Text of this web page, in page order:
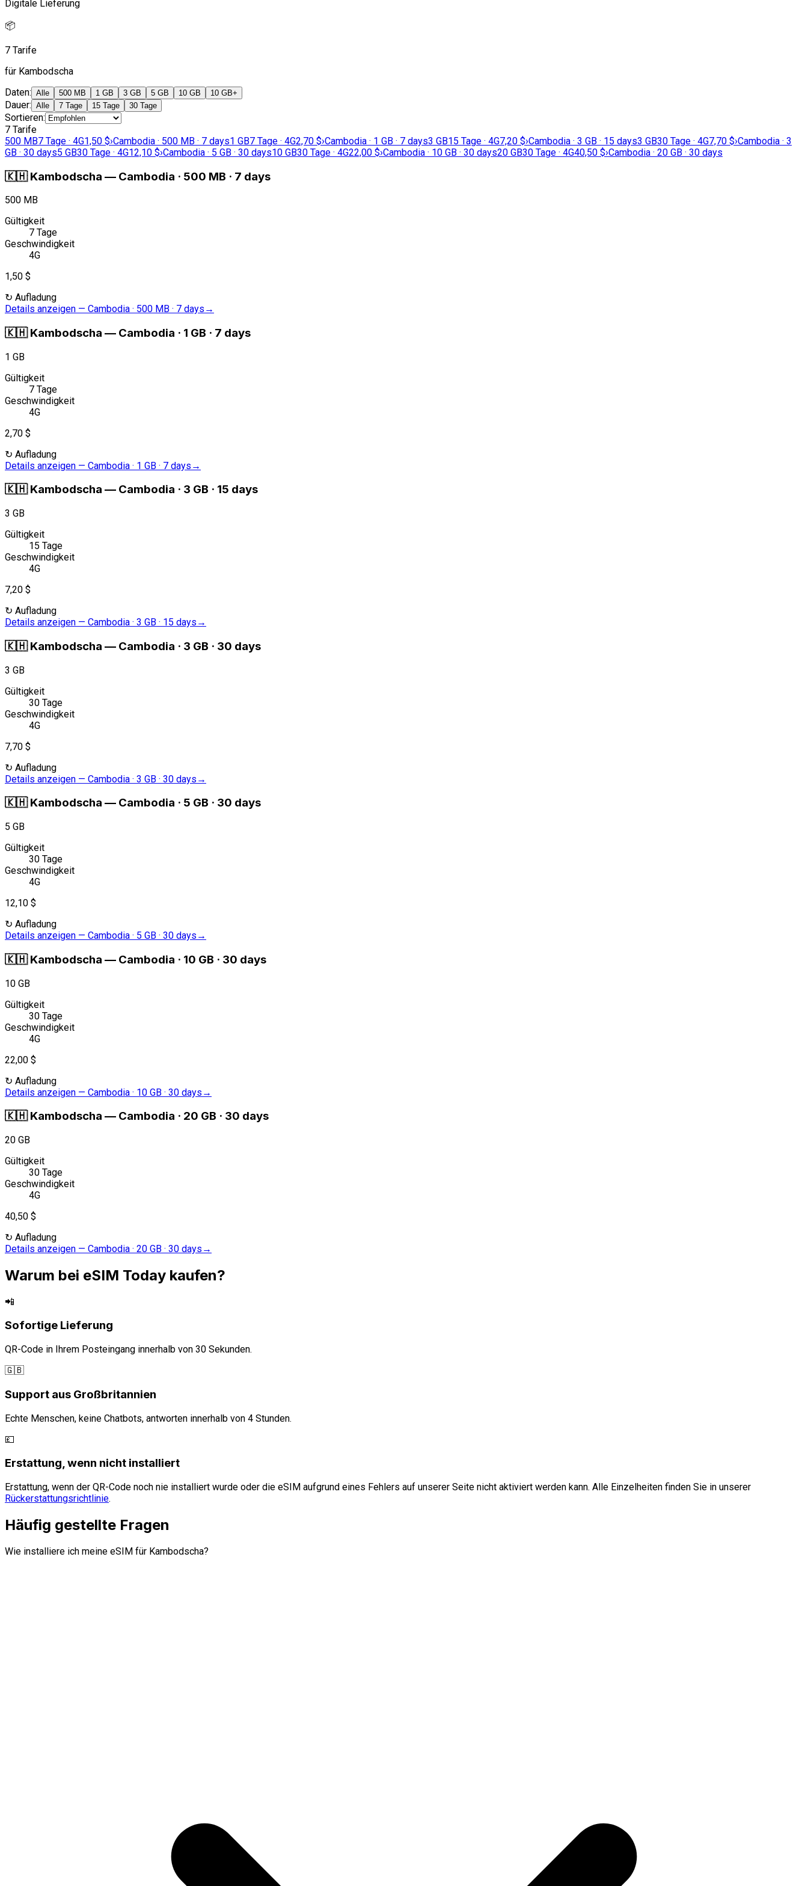
Digitale Lieferung
📦
7 Tarife
für Kambodscha
Daten: Alle 500 MB 1 GB 3 GB 5 GB 10 GB 10 GB+
Dauer: Alle 7 Tage 15 Tage 30 Tage
Sortieren:
7 Tarife
500 MB7 Tage · 4G1,50 $›Cambodia · 500 MB · 7 days1 GB7 Tage · 4G2,70 $›Cambodia · 1 GB · 7 days3 GB15 Tage · 4G7,20 $›Cambodia · 3 GB · 15 days3 GB30 Tage · 4G7,70 $›Cambodia · 3
GB · 30 days5 GB30 Tage · 4G12,10 $›Cambodia · 5 GB · 30 days10 GB30 Tage · 4G22,00 $›Cambodia · 10 GB · 30 days20 GB30 Tage · 4G40,50 $›Cambodia · 20 GB · 30 days
🇰🇭 Kambodscha — Cambodia · 500 MB · 7 days
500 MB
Gültigkeit
7 Tage
Geschwindigkeit
4G
1,50 $
↻ Aufladung
Details anzeigen — Cambodia · 500 MB · 7 days →
🇰🇭 Kambodscha — Cambodia · 1 GB · 7 days
1 GB
Gültigkeit
7 Tage
Geschwindigkeit
4G
2,70 $
↻ Aufladung
Details anzeigen — Cambodia · 1 GB · 7 days →
🇰🇭 Kambodscha — Cambodia · 3 GB · 15 days
3 GB
Gültigkeit
15 Tage
Geschwindigkeit
4G
7,20 $
↻ Aufladung
Details anzeigen — Cambodia · 3 GB · 15 days →
🇰🇭 Kambodscha — Cambodia · 3 GB · 30 days
3 GB
Gültigkeit
30 Tage
Geschwindigkeit
4G
7,70 $
↻ Aufladung
Details anzeigen — Cambodia · 3 GB · 30 days →
🇰🇭 Kambodscha — Cambodia · 5 GB · 30 days
5 GB
Gültigkeit
30 Tage
Geschwindigkeit
4G
12,10 $
↻ Aufladung
Details anzeigen — Cambodia · 5 GB · 30 days →
🇰🇭 Kambodscha — Cambodia · 10 GB · 30 days
10 GB
Gültigkeit
30 Tage
Geschwindigkeit
4G
22,00 $
↻ Aufladung
Details anzeigen — Cambodia · 10 GB · 30 days →
🇰🇭 Kambodscha — Cambodia · 20 GB · 30 days
20 GB
Gültigkeit
30 Tage
Geschwindigkeit
4G
40,50 $
↻ Aufladung
Details anzeigen — Cambodia · 20 GB · 30 days →
Warum bei eSIM Today kaufen?
📲
Sofortige Lieferung
QR-Code in Ihrem Posteingang innerhalb von 30 Sekunden.
🇬🇧
Support aus Großbritannien
Echte Menschen, keine Chatbots, antworten innerhalb von 4 Stunden.
💷
Erstattung, wenn nicht installiert
Erstattung, wenn der QR-Code noch nie installiert wurde oder die eSIM aufgrund eines Fehlers auf unserer Seite nicht aktiviert werden kann. Alle Einzelheiten finden Sie in unserer
Rückerstattungsrichtlinie.
Häufig gestellte Fragen
Wie installiere ich meine eSIM für Kambodscha?